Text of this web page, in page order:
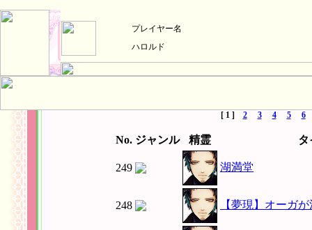
プレイヤー名
ハロルド
[ 1 ] 2 3 4 5 6
No. ジャンル 精霊 タ
249 湖満堂
248 【夢現】オーガ